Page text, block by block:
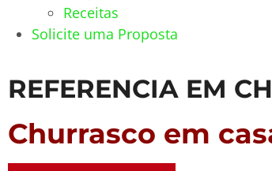
Receitas
Solicite uma Proposta
REFERENCIA EM
Churrasco em